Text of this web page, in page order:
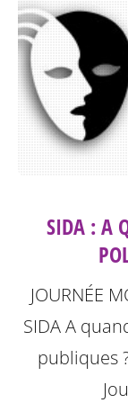
SIDA : A
JOURNÉE
SIDA A
publiques